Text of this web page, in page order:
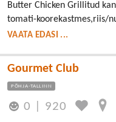
Butter Chicken Grillitud
tomati-koorekastmes,riis/
VAATA EDASI ...
Gourmet Club
PÕHJA-TALLINN
0 920